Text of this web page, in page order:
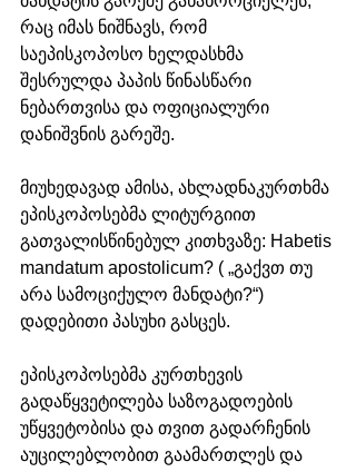
რაც იმას ნიშნავს, რომ
საეპისკოპოსო ხელდასხმა
შესრულდა პაპის წინასწარი
ნებართვისა და ოფიციალური
დანიშვნის გარეშე.
მიუხედავად ამისა, ახლადნაკურთხმა
ეპისკოპოსებმა ლიტურგიით
გათვალისწინებულ კითხვაზე: Habetis
mandatum apostolicum? ( „გაქვთ თუ
არა სამოციქულო მანდატი?“)
დადებითი პასუხი გასცეს.
ეპისკოპოსებმა კურთხევის
გადაწყვეტილება საზოგადოების
უწყვეტობისა და თვით გადარჩენის
აუცილებლობით გაამართლეს და